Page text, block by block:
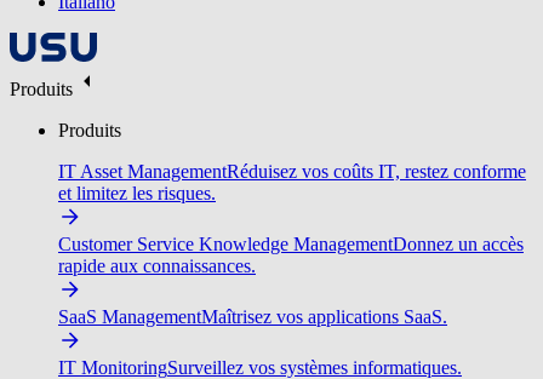
Produits
Produits
IT Asset ManagementRéduisez vos coûts IT, restez conforme
et limitez les risques.
Customer Service Knowledge ManagementDonnez un accès
rapide aux connaissances.
SaaS ManagementMaîtrisez vos applications SaaS.
IT MonitoringSurveillez vos systèmes informatiques.